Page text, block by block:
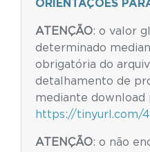
ORIENTAÇÕES
ATENÇÃO: o valor
determinado
obrigatória do
detalhamento de
mediante download
https://tinyurl.com/
ATENÇÃO: o não